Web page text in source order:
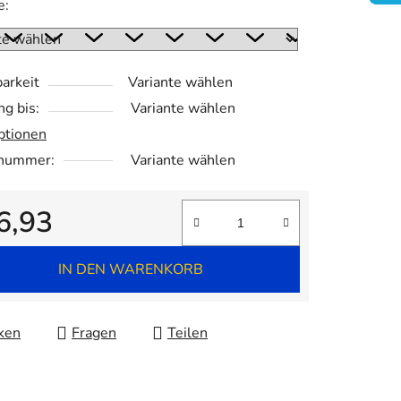
Variante wählen
bis:
Variante wählen
Variante wählen
IN DEN WARENKORB
Fragen Teilen